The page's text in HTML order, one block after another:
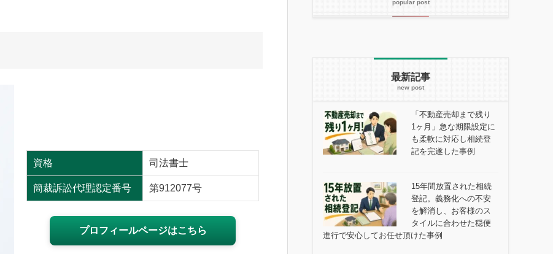
資格 司法書士
簡裁訴訟代理認定番号 第912077号
プロフィールページはこちら
最新記事
「不動産売却まで残り
1ヶ月」急な期限設定に
も柔軟に対応し相続登
記を完遂した事例
15年間放置された相続
登記。義務化への不安
を解消し、お客様のス
タイルに合わせた穏便
進行で安心してお任せ頂けた事例